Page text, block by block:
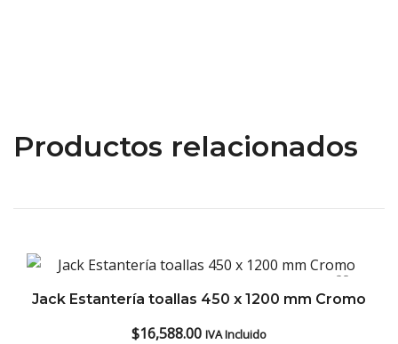
Productos relacionados
Jack Estantería toallas 450 x 1200 mm Cromo
$16,588.00 IVA Incluido